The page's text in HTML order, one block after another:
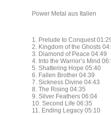
Power Metal aus Italien
1. Prelude to Conquest
2. Kingdom of the Ghosts
3. Diamond of Peace 04:49
4. Into the Warrior’s Mind
5. Shattering Hope 05:40
6. Fallen Brother 04:39
7. Sickness Divine 04:43
8. The Rising 04:35
9. Silver Feathers 06:04
10. Second Life 06:35
11. Ending Legacy 05:10